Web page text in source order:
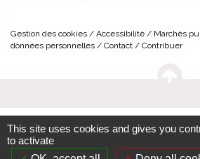
Gestion des cookies Accessibilité Marchés
données personnelles
Contact Contribuer
This site uses cookies and gives you
to activate